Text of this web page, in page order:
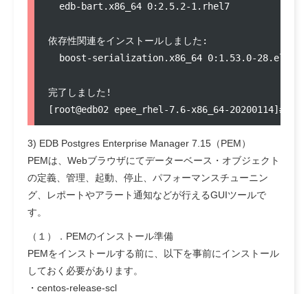
edb-
依存性関連をインストールしました:
boost-serialization.x86_64
完了しました!
3) EDB Postgres Enterprise Manager 7.15（PEM）
PEMは、Webブラウザにてデーターベース・オブジェクト
の定義、管理、起動、停止、パフォーマンスチューニン
グ、レポートやアラート通知などが行えるGUIツールで
す。
（１）．PEMのインストール準備
PEMをインストールする前に、以下を事前にインストール
しておく必要があります。
・centos-release-scl